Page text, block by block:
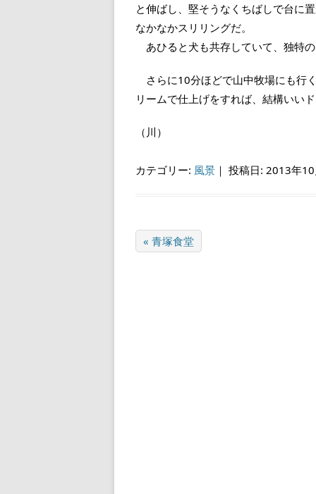
と伸ばし、堅そうなくちばしで台に
なかなかスリリングだ。
あひると犬も共存していて、独特
さらに10分ほどで山中牧場にも行
リームで仕上げをすれば、結構いい
（川）
カテゴリー: 風景 ｜ 投稿日: 2013年
« 青塚食堂